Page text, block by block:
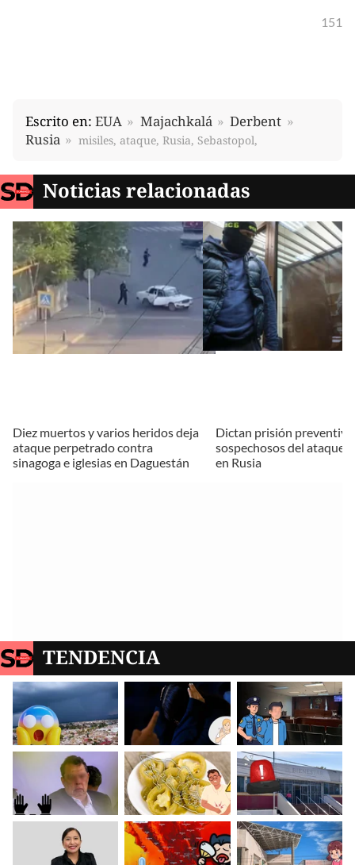
151
Escrito en: EUA Majachkalá
Derbent
Rusia
misiles, ataque, Rusia, Sebastopol,
Noticias relacionadas
Diez muertos y varios heridos deja
ataque perpetrado contra
sinagoga e iglesias en Daguestán
Dictan prisión
sospechosos del ataque
en Rusia
TENDENCIA